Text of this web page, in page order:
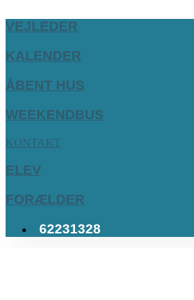
VEJLEDER
KALENDER
ÅBENT HUS
WEEKENDBUS
KONTAKT
ELEV
FORÆLDER
62231328